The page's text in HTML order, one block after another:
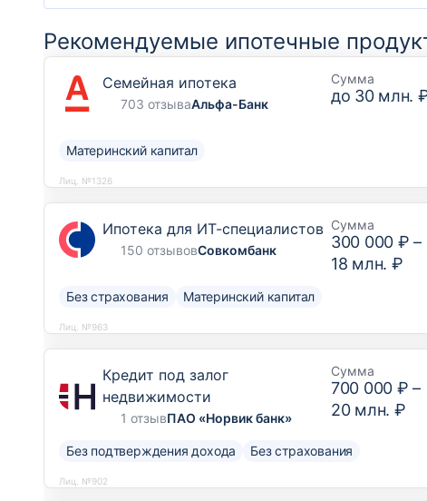
Рекомендуемые ипотечные
Семейная ипотека
703 отзываАльфа-Банк
Сумма
до 30 млн.
Материнский капитал
Лиц. №1326
Ипотека для ИТ-специалистов
150 отзывовСовкомбанк
Сумма
300 000 ₽ –
18 млн. ₽
Без страхования Материнский капитал
Лиц. №963
Кредит под залог
недвижимости
1 отзывПАО «Норвик банк»
Сумма
700 000 ₽ –
20 млн. ₽
Без подтверждения дохода Без страхования
Лиц. №902